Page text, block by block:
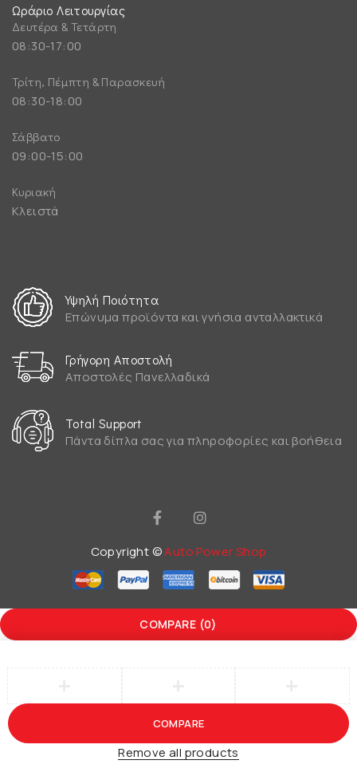
Ωράριο Λειτουργίας
Δευτέρα & Τετάρτη
08:30-17:00
Τρίτη, Πέμπτη & Παρασκευή
08:30-18:00
Σάββατο
09:00-15:00
Κυριακή
Κλειστά
Υψηλή Ποιότητα
Επώνυμα προϊόντα και γνήσια ανταλλακτικά
Γρήγορη Αποστολή
Αποστολές Πανελλαδικά
Total Support
Πάντα δίπλα σας για πληροφορίες και βοήθεια
Copyright ©Auto Power Shop
COMPARE (0)
COMPARE
Remove all products